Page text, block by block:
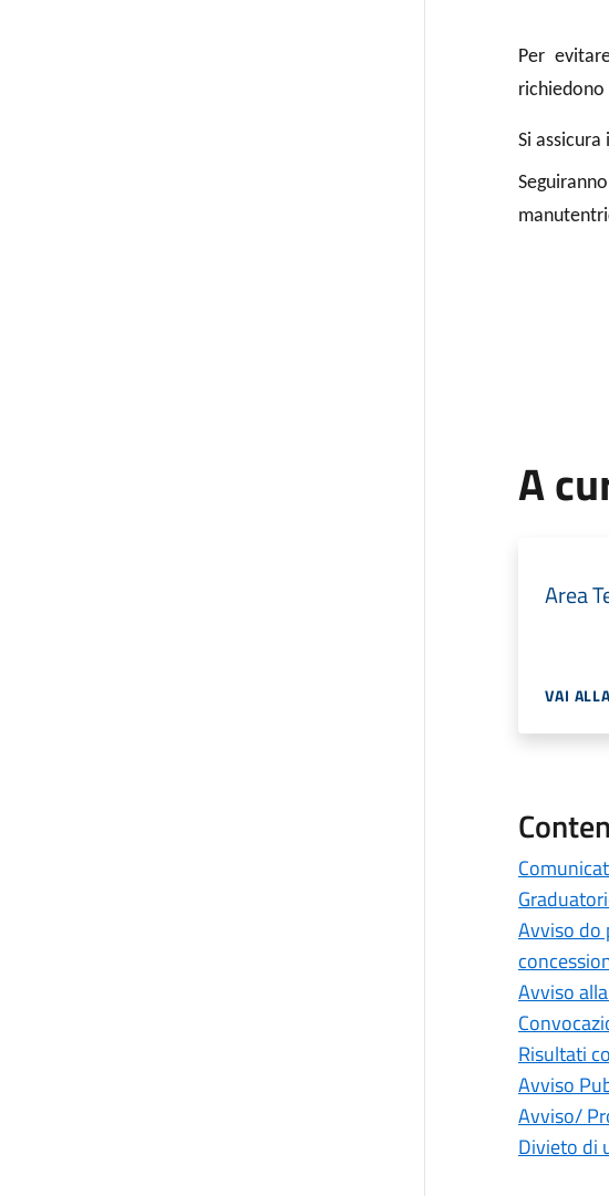
Per
richiedono
Si
A
Area
VAI
Avviso do
Avviso
Risultati
Avviso
Avviso/
Divieto di